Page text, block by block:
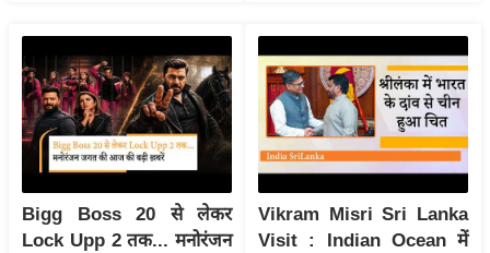
मि
स्तं
भ
ए
आ
र
Bigg Boss 20 से लेकर
Lock Upp 2 तक... मनोरंजन
Vikram Misri Sri Lanka
Visit : Indian Ocean में